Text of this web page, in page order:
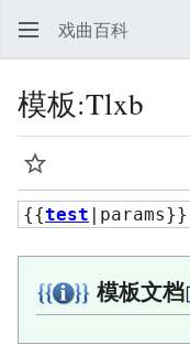
戏曲百科
模板:Tlxb
监视
{{test |params}}
模板文档[